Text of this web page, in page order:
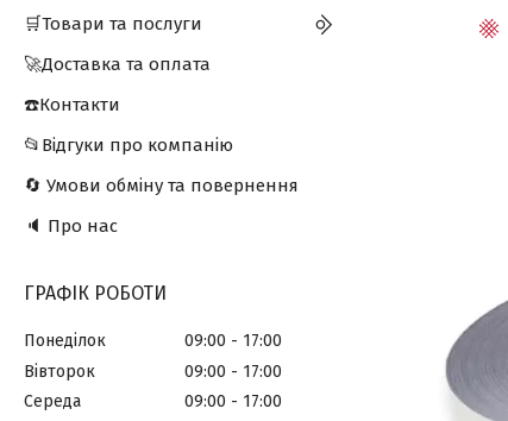
🛒Товари та послуги
🚀Доставка та оплата
☎️Контакти
📂Відгуки про компанію
🔄 Умови обміну та повернення
🔈 Про нас
ГРАФІК РОБОТИ
Понеділок 09:00
17:00
Вівторок
09:00
17:00
Середа
09:00
17:00